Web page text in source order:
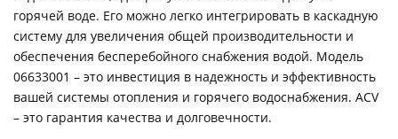
горячей воде. Его можно легко интегрировать в каскадную
систему для увеличения общей производительности и
обеспечения бесперебойного снабжения водой. Модель
06633001 – это инвестиция в надежность и эффективность
вашей системы отопления и горячего водоснабжения. ACV
– это гарантия качества и долговечности.